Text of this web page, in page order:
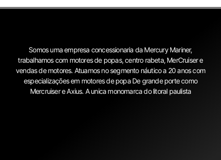
Somos uma empresa concessionaria da Mercury Mariner,
trabalhamos com motores de popas, centro rabeta, MerCruiser e
vendas de motores. Atuamos no segmento náutico a 20 anos com
especializações em motores de popa De grande porte como
Mercruiser e Axius. A unica monomarca do litoral paulista